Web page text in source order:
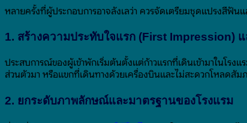
หลายครั้งที่ผู้ประกอบการอาจลังเลว่า ควรจัดเตรียมชุดแปรงสีฟัน
1. สร้างความประทับใจแรก (First Impression)
ประสบการณ์ของผู้เข้าพักเริ่มต้นตั้งแต่ก้าวแรกที่เดินเข้ามาในโร
ส่วนตัวมา หรือแขกที่เดินทางด้วยเครื่องบินและไม่สะดวกโหลดสั
2. ยกระดับภาพลักษณ์และมาตรฐานของโรงแรม